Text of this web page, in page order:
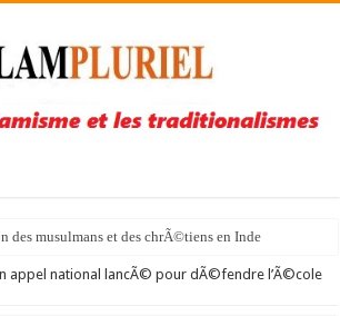
des musulmans et des chrÃ©tiens en Inde
appel national lancÃ© pour dÃ©fendre l’Ã©cole